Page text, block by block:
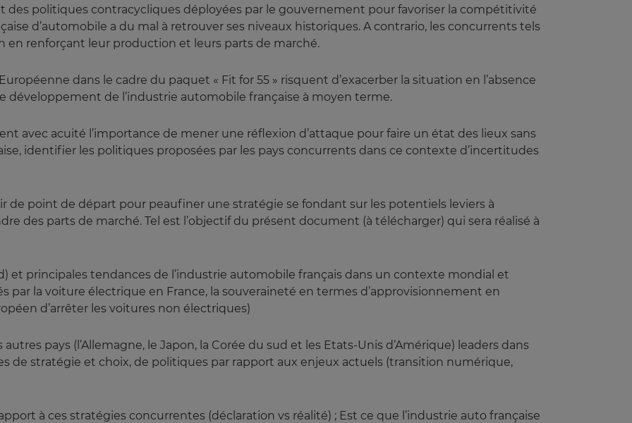
des politiques contracycliques déployées par le gouvernement pour favoriser la compétitivité
d’automobile a du mal à retrouver ses niveaux historiques. A contrario, les concurrents tels
en renforçant leur production et leurs parts de marché.
dans le cadre du paquet « Fit for 55 » risquent d’exacerber la situation en l’absence
développement de l’industrie automobile française à moyen terme.
avec acuité l’importance de mener une réflexion d’attaque pour faire un état des lieux sans
identifier les politiques proposées par les pays concurrents dans ce contexte d’incertitudes
de point de départ pour peaufiner une stratégie se fondant sur les potentiels leviers à
des parts de marché. Tel est l’objectif du présent document (à télécharger) qui sera réalisé à
et principales tendances de l’industrie automobile français dans un contexte mondial et
par la voiture électrique en France, la souveraineté en termes d’approvisionnement en
d’arrêter les voitures non électriques)
pays (l’Allemagne, le Japon, la Corée du sud et les Etats-Unis d’Amérique) leaders dans
de stratégie et choix, de politiques par rapport aux enjeux actuels (transition numérique,
à ces stratégies concurrentes (déclaration vs réalité) ; Est ce que l’industrie auto française